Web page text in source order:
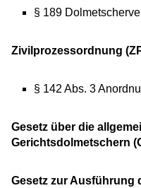
§ 189
Zivilprozessordnung
§ 142 Abs. 3
Gesetz über die
Gerichtsdolmetschern
Gesetz zur Ausführung